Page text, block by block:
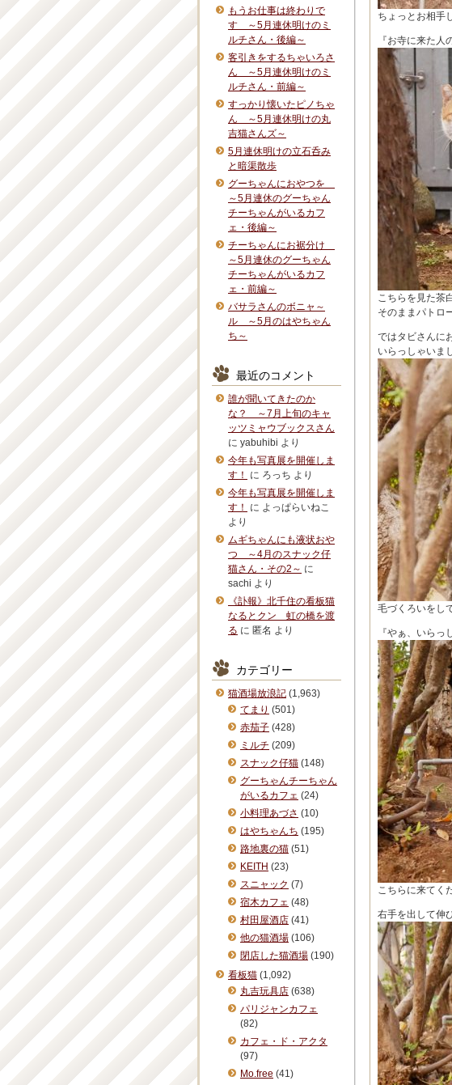
ちょっとお相手
『お寺に来た人
こちらを見た茶
そのままパトロ
ではタビさんに
いらっしゃいま
毛づくろいをし
『やぁ、いらっ
こちらに来てく
右手を出して伸
もうお仕事は終わりで
す ～5月連休明けのミ
ルチさん・後編～
客引きをするちゃいろさ
ん ～5月連休明けのミ
ルチさん・前編～
すっかり懐いたピノちゃ
ん ～5月連休明けの丸
吉猫さんズ～
5月連休明けの立石呑み
と暗渠散歩
グーちゃんにおやつを
～5月連休のグーちゃん
チーちゃんがいるカフ
ェ・後編～
チーちゃんにお裾分け
～5月連休のグーちゃん
チーちゃんがいるカフ
ェ・前編～
バサラさんのボニャ～
ル ～5月のはやちゃん
ち～
最近のコメント
誰が聞いてきたのか
な？ ～7月上旬のキャ
ッツミャウブックスさん
に yabuhibi より
今年も写真展を開催しま
す！
に ろっち より
今年も写真展を開催しま
す！
に よっぱらいねこ
より
ムギちゃんにも液状おや
つ ～4月のスナック仔
猫さん・その2～ に
sachi より
《訃報》北千住の看板猫
なるとクン 虹の橋を渡
る に 匿名 より
カテゴリー
猫酒場放浪記 (1,963)
てまり (501)
赤茄子 (428)
ミルチ (209)
スナック仔猫 (148)
グーちゃんチーちゃん
がいるカフェ (24)
小料理あづさ (10)
はやちゃんち (195)
路地裏の猫 (51)
KEITH (23)
スニャック (7)
宿木カフェ (48)
村田屋酒店 (41)
他の猫酒場 (106)
閉店した猫酒場 (190)
看板猫 (1,092)
丸吉玩具店 (638)
パリジャンカフェ
(82)
カフェ・ド・アクタ
(97)
Mo.free (41)